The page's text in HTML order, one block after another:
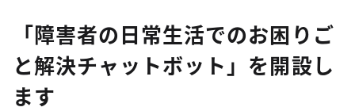
「障害者の日常生活でのお困りご
と解決チャットボット」を開設し
ます